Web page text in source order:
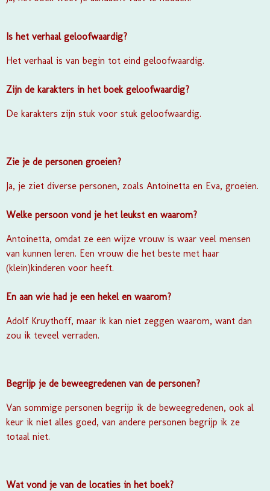
Is het verhaal geloofwaardig?
Het verhaal is van begin tot eind geloofwaardig.
Zijn de karakters in het boek geloofwaardig?
De karakters zijn stuk voor stuk geloofwaardig.
Zie je de personen groeien?
Ja, je ziet diverse personen, zoals Antoinetta en Eva, groeien.
Welke persoon vond je het leukst en waarom?
Antoinetta, omdat ze een wijze vrouw is waar veel mensen
van kunnen leren. Een vrouw die het beste met haar
(klein)kinderen voor heeft.
En aan wie had je een hekel en waarom?
Adolf Kruythoff, maar ik kan niet zeggen waarom, want dan
zou ik teveel verraden.
Begrijp je de beweegredenen van de personen?
Van sommige personen begrijp ik de beweegredenen, ook al
keur ik niet alles goed, van andere personen begrijp ik ze
totaal niet.
Wat vond je van de locaties in het boek?